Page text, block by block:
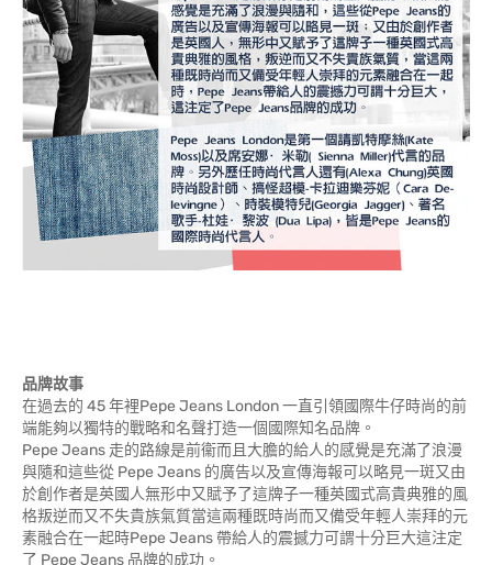
品牌故事
在過去的 45 年裡Pepe Jeans London 一直引領國際牛仔時尚的前
端能夠以獨特的戰略和名聲打造一個國際知名品牌。
Pepe Jeans 走的路線是前衞而且大膽的給人的感覺是充滿了浪漫
與隨和這些從 Pepe Jeans 的廣告以及宣傳海報可以略見一斑又由
於創作者是英國人無形中又賦予了這牌子一種英國式高貴典雅的風
格叛逆而又不失貴族氣質當這兩種既時尚而又備受年輕人崇拜的元
素融合在一起時Pepe Jeans 帶給人的震撼力可謂十分巨大這注定
了 Pepe Jeans 品牌的成功。